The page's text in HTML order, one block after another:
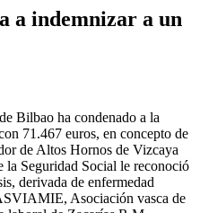
a indemnizar a un
Bilbao ha condenado a la
71.467 euros, en concepto de
de Altos Hornos de Vizcaya
Seguridad Social le reconoció
derivada de enfermedad
Asociación vasca de